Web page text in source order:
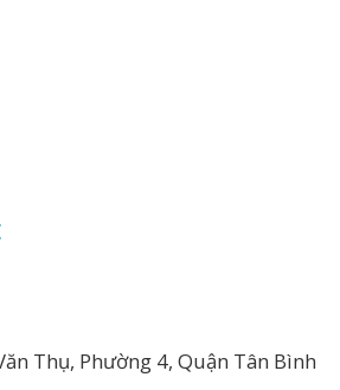
Thụ, Phường 4, Quận Tân Bình